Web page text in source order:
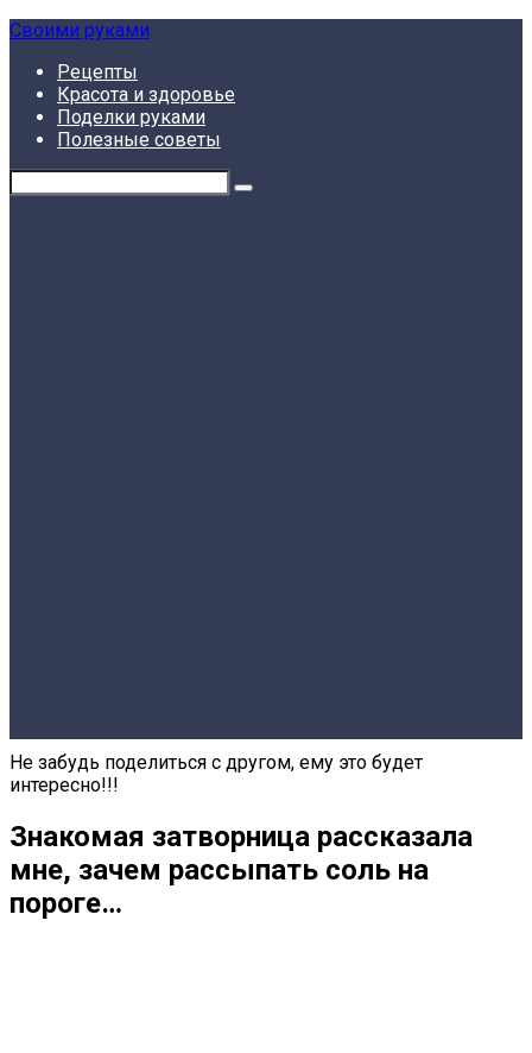
Skip
content
Своими руками
Рецепты
Красота и здоровье
Поделки руками
Полезные советы
Не забудь поделиться с другом, ему это будет
интересно!!!
Знакомая затворница рассказала
мне, зачем рассыпать соль на
пороге…